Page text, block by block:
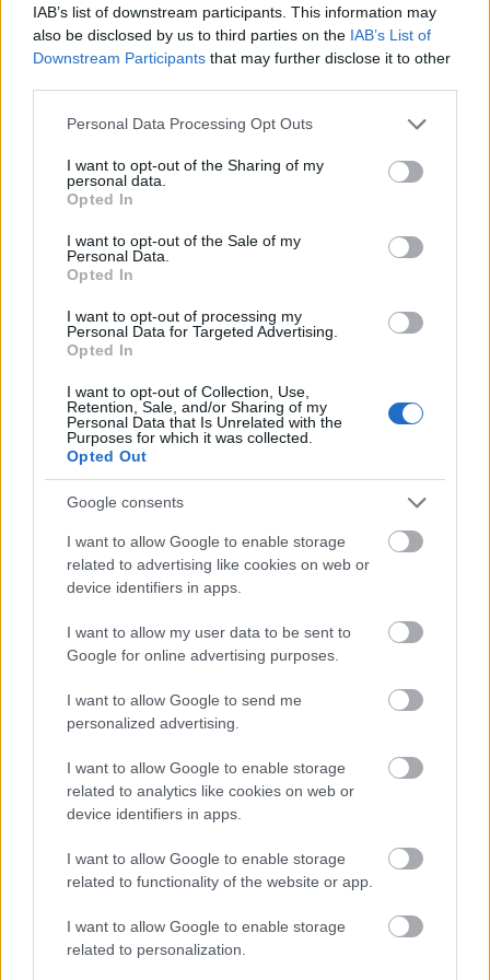
IAB’s list of downstream participants. This information may
also be disclosed by us to third parties on the IAB’s List of
Downstream Participants that may further disclose it to other
Please note that this website/app uses one or more Google
not limited to your visit or usage behaviour. You may click to
grant or deny consent to Google and its third-party tags to
use your data for below specified purposes in below Google
consent section.
Personal Data Processing Opt Outs
I want to opt-out of the Sharing of my
personal data.
Opted In
I want to opt-out of the Sale of my
Personal Data.
Opted In
I want to opt-out of processing my
Personal Data for Targeted Advertising.
Opted In
I want to opt-out of Collection, Use,
Retention, Sale, and/or Sharing of my
Personal Data that Is Unrelated with the
Purposes for which it was collected.
Opted Out
Google consents
I want to allow Google to enable storage
related to advertising like cookies on web or
device identifiers in apps.
I want to allow my user data to be sent to
Google for online advertising purposes.
I want to allow Google to send me
personalized advertising.
I want to allow Google to enable storage
related to analytics like cookies on web or
device identifiers in apps.
I want to allow Google to enable storage
related to functionality of the website or app.
I want to allow Google to enable storage
related to personalization.
Nem láttam a mérkőzést,de én nem egy
meghatározott meccsről beszéltem hanem egy
jelenségről.A sok kiállítás (egyoldalú)senkinek sem
csak azért mert ott más volt a bírói felfogás.Erre
szerettem volna felhívni a figyelmet de ezt ti rossz
néven vettétek.Ez nem járható út még akkor sem ha
nektek ez így jobban tetszik.Egyébként szívesen
megbeszélhetjük(az is lehet hogy ismerjük
egymást)de a blogot csak értelmes vitára szeretném
tiszteletet megérdemelnek a szerkesztők és az
olvasók.
F. Kapus
17 éve
Kedves rangers64!
Tegnap este ezzel kezdted a froclizást:
"Még véletlenül se lehet egyenlőségi jelet tenni a
kiállítási arányokon egyetlenegy magyarországi
meccsen sem.Még a kivétel erősíti a szabályt,sem
tisztességesebbnek tűnik.Nézzétek meg a
jegyzőkönyveket.Nem árt szerényebbnek lenni."
Tehát nem egy általános jelenségre szeretted volna
felhívni a figyelmet, hanem arról írtál, hogy a bírók
valamelyik oldalnak egyoldalúan kedveznek. Ez nem
igaz, nézd végig a meccseket.
Arról pedig, hogy sok a kiállítás, nem a magyar bírók
tehetnek, hanem az IIHF szabályalkotói. Nem biztos,
hogy pontosan fogalmazok, de zéró toleranciát
hirdettek néhány éve. Ez van.
Ha kérhetlek, érzékeny ügyekben fogalmazz egy
fölösleges vitákat.